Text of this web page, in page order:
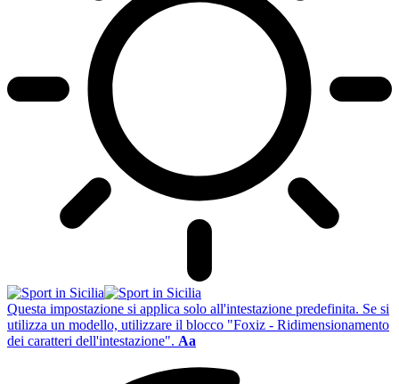
Questa impostazione si applica solo all'intestazione predefinita. Se si
utilizza un modello, utilizzare il blocco "Foxiz - Ridimensionamento
dei caratteri dell'intestazione". Aa